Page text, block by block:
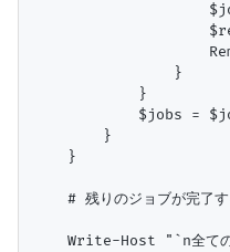
                }
            }
$jobs =
        }
    }
# 残りのジョブが完了
Write-Host "`n全て